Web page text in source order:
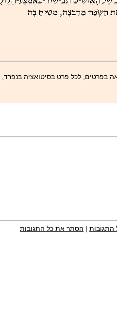
לכל פרט בסיטואציה
התגובות | הסתר את כל התגובות